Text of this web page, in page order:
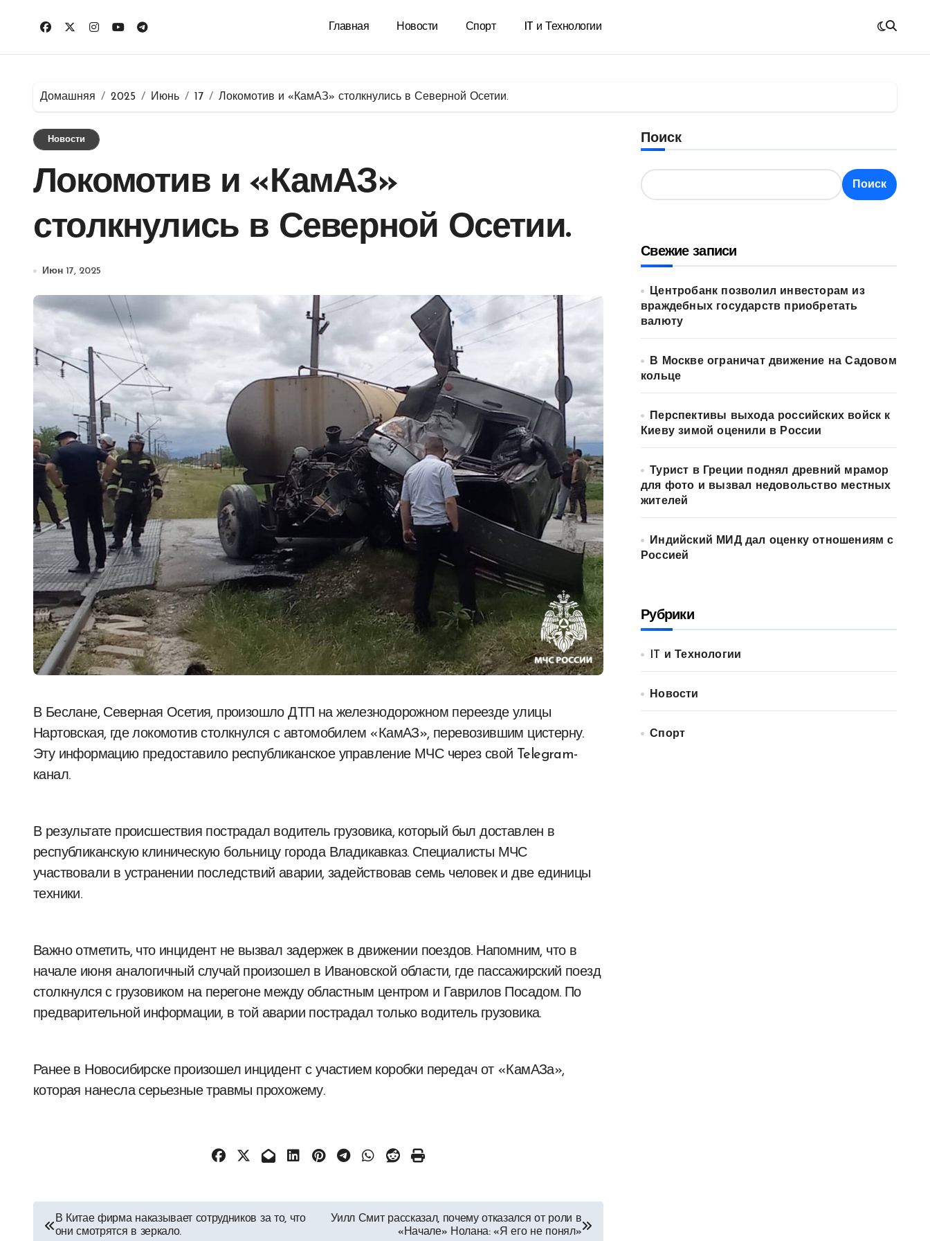
Главная Новости Спорт IT и Технологии
Домашняя 2025 Июнь 17 Локомотив и «КамАЗ» столкнулись в Северной Осетии.
Новости
Локомотив и «КамАЗ»
столкнулись в Северной Осетии.
Июн 17, 2025
В Беслане, Северная Осетия, произошло ДТП на железнодорожном переезде улицы
Нартовская, где локомотив столкнулся с автомобилем «КамАЗ», перевозившим цистерну.
Эту информацию предоставило республиканское управление МЧС через свой Telegram-
канал.
В результате происшествия пострадал водитель грузовика, который был доставлен в
республиканскую клиническую больницу города Владикавказ. Специалисты МЧС
участвовали в устранении последствий аварии, задействовав семь человек и две единицы
техники.
Важно отметить, что инцидент не вызвал задержек в движении поездов. Напомним, что в
начале июня аналогичный случай произошел в Ивановской области, где пассажирский поезд
столкнулся с грузовиком на перегоне между областным центром и Гаврилов Посадом. По
предварительной информации, в той аварии пострадал только водитель грузовика.
Ранее в Новосибирске произошел инцидент с участием коробки передач от «КамАЗа»,
которая нанесла серьезные травмы прохожему.
Навигация
В Китае фирма наказывает сотрудников за то, что
они смотрятся в зеркало.
Уилл Смит рассказал, почему отказался от роли в
«Начале» Нолана: «Я его не понял»
Поиск
Поиск
Свежие записи
Центробанк позволил инвесторам из
враждебных государств приобретать
валюту
В Москве ограничат движение на Садовом
кольце
Перспективы выхода российских войск к
Киеву зимой оценили в России
Турист в Греции поднял древний мрамор
для фото и вызвал недовольство местных
жителей
Индийский МИД дал оценку отношениям с
Россией
Рубрики
IT и Технологии
Новости
Спорт